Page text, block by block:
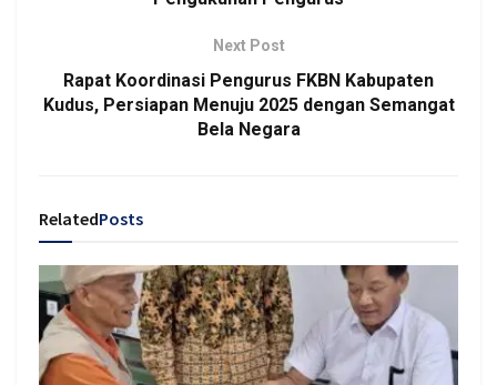
Next Post
Rapat Koordinasi Pengurus FKBN Kabupaten
Kudus, Persiapan Menuju 2025 dengan Semangat
Bela Negara
RelatedPosts